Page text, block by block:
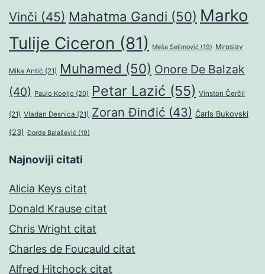
Vinči (45) Mahatma Gandi (50) Marko
Tulije Ciceron (81) Meša Selimović (19) Miroslav
Mika Antić (21) Muhamed (50) Onore De Balzak
(40) Paulo Koeljo (20) Petar Lazić (55) Vinston Čerčil
(21) Vladan Desnica (21) Zoran Đinđić (43) Čarls Bukovski
(23) Đorđe Balašević (19)
Najnoviji citati
Alicia Keys citat
Donald Krause citat
Chris Wright citat
Charles de Foucauld citat
Alfred Hitchock citat